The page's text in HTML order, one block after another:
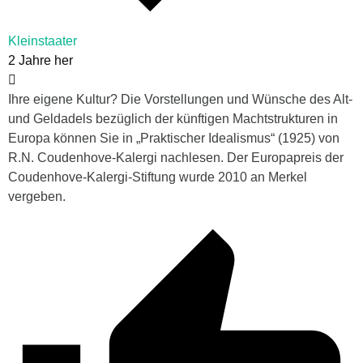
Kleinstaater
2 Jahre her
Ihre eigene Kultur? Die Vorstellungen und Wünsche des Alt-
und Geldadels bezüglich der künftigen Machtstrukturen in
Europa können Sie in „Praktischer Idealismus“ (1925) von
R.N. Coudenhove-Kalergi nachlesen. Der Europapreis der
Coudenhove-Kalergi-Stiftung wurde 2010 an Merkel
vergeben.